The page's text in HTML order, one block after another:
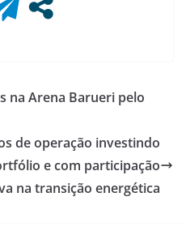
na Arena Barueri pelo
de operação investindo
e com participação
na transição energética